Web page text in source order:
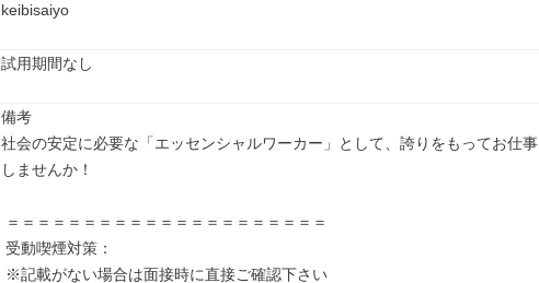
keibisaiyo
試用期間なし
備考
社会の安定に必要な「エッセンシャルワーカー」として、誇りをもってお仕事
しませんか！